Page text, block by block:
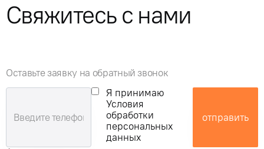
Свяжитесь с нами
Оставьте заявку на обратный звонок
Я принимаю
Условия
обработки
персональных
данных
отправить